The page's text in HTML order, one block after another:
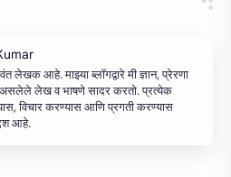
लेखक आहे. माझ्या ब्लॉगद्वारे मी ज्ञान, प्रेरणा
लेख व भाषणे सादर करतो. प्रत्येक
विचार करण्यास आणि प्रगती करण्यास
आहे.